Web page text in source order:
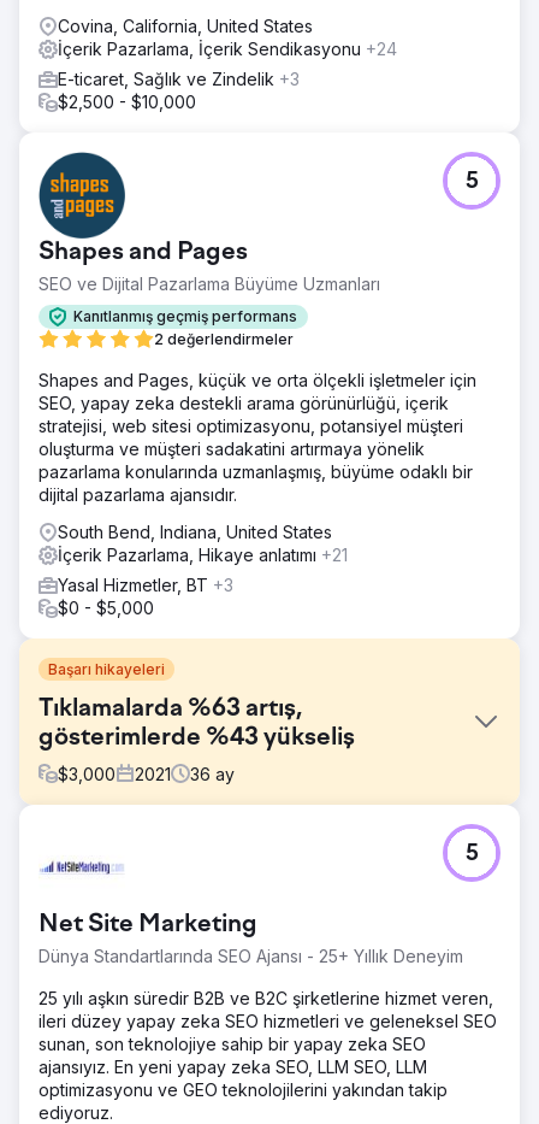
Covina, California, United States
İçerik Pazarlama, İçerik Sendikasyonu +24
E-ticaret, Sağlık ve Zindelik +3
$2,500 - $10,000
Shapes and Pages
SEO ve Dijital Pazarlama Büyüme Uzmanları
Kanıtlanmış geçmiş performans
2 değerlendirmeler
5
Shapes and Pages, küçük ve orta ölçekli işletmeler için
SEO, yapay zeka destekli arama görünürlüğü, içerik
stratejisi, web sitesi optimizasyonu, potansiyel müşteri
oluşturma ve müşteri sadakatini artırmaya yönelik
pazarlama konularında uzmanlaşmış, büyüme odaklı bir
dijital pazarlama ajansıdır.
South Bend, Indiana, United States
İçerik Pazarlama, Hikaye anlatımı +21
Yasal Hizmetler, BT +3
$0 - $5,000
Başarı hikayeleri
Tıklamalarda %63 artış,
gösterimlerde %43 yükseliş
$3,000 2021 36 ay
BeatRoute Innovations Pvt. Ltd, saha satışları için bir CRM
SFA yazılımıdır. Sahadaki iş hedeflerinize ulaşmanıza
saha satış ekibiniz, distribütörleriniz ve müşterileriniz
arasında iş birliğini başlatır.
Çözüm
SEO stratejimiz; web sitesi analizi, anahtar kelime
araştırması, sayfa içi optimizasyon, rakip analizi,
özelleştirilmiş yaklaşım, UI/UX önerileri, CTA uygulaması,
kaliteli bağlantı kurma ve çevrimiçi görünürlüğü ve organik
trafiği artırmak için içerik optimizasyonunu içerir.
Net Site Marketing
Dünya Standartlarında SEO Ajansı - 25+ Yıllık Deneyim
5
25 yılı aşkın süredir B2B ve B2C şirketlerine hizmet veren,
ileri düzey yapay zeka SEO hizmetleri ve geleneksel SEO
sunan, son teknolojiye sahip bir yapay zeka SEO
ajansıyız. En yeni yapay zeka SEO, LLM SEO, LLM
optimizasyonu ve GEO teknolojilerini yakından takip
ediyoruz.